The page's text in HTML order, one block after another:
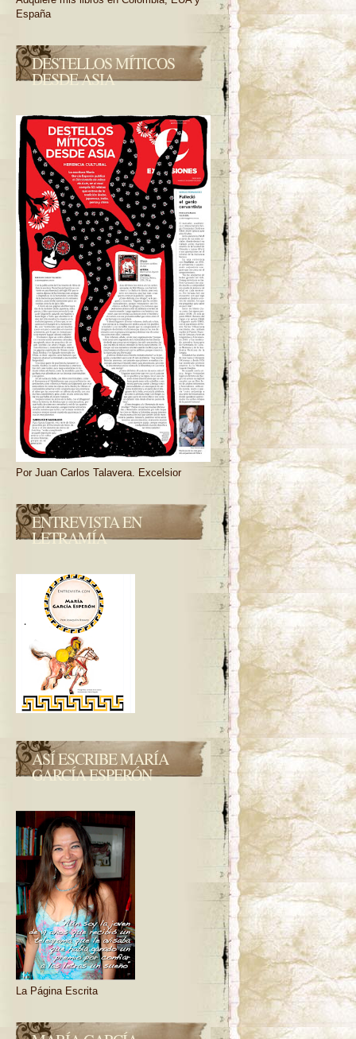
España
DESTELLOS MÍTICOS
DESDE ASIA
Por Juan Carlos Talavera. Excelsior
ENTREVISTA EN
LETRAMÍA
ASÍ ESCRIBE MARÍA
GARCÍA ESPERÓN
La Página Escrita